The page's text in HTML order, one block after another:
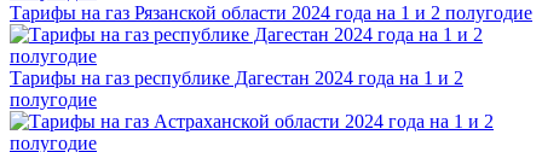
Тарифы на газ Рязанской области 2024 года на 1 и 2 полугодие
Тарифы на газ республике Дагестан 2024 года на 1 и 2
полугодие